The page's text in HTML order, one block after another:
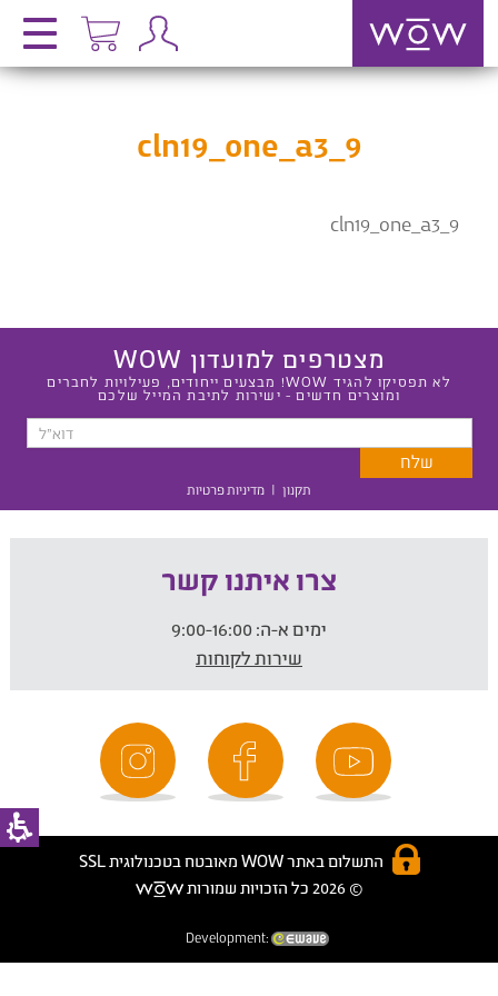
cln19_one_a3_9
cln19_one_a3_9
מצטרפים למועדון WOW
לא תפסיקו להגיד WOW! מבצעים ייחודים, פעילויות לחברים
ומוצרים חדשים - ישירות לתיבת המייל שלכם
תקנון | מדיניות פרטיות
צרו איתנו קשר
ימים א-ה:
שירות לקוחות
התשלום באתר WOW מאובטח בטכנולוגית SSL
© 2026 כל הזכויות שמורות
Development: